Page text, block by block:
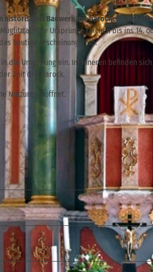
historisches Bauwerk mit barocker
Ihre Ursprünge reichen bis ins 14.
heutige Erscheinungsbild.
die Umgebung ein. Im Inneren befinden
Zeit des Barock.
Nutzung geöffnet.